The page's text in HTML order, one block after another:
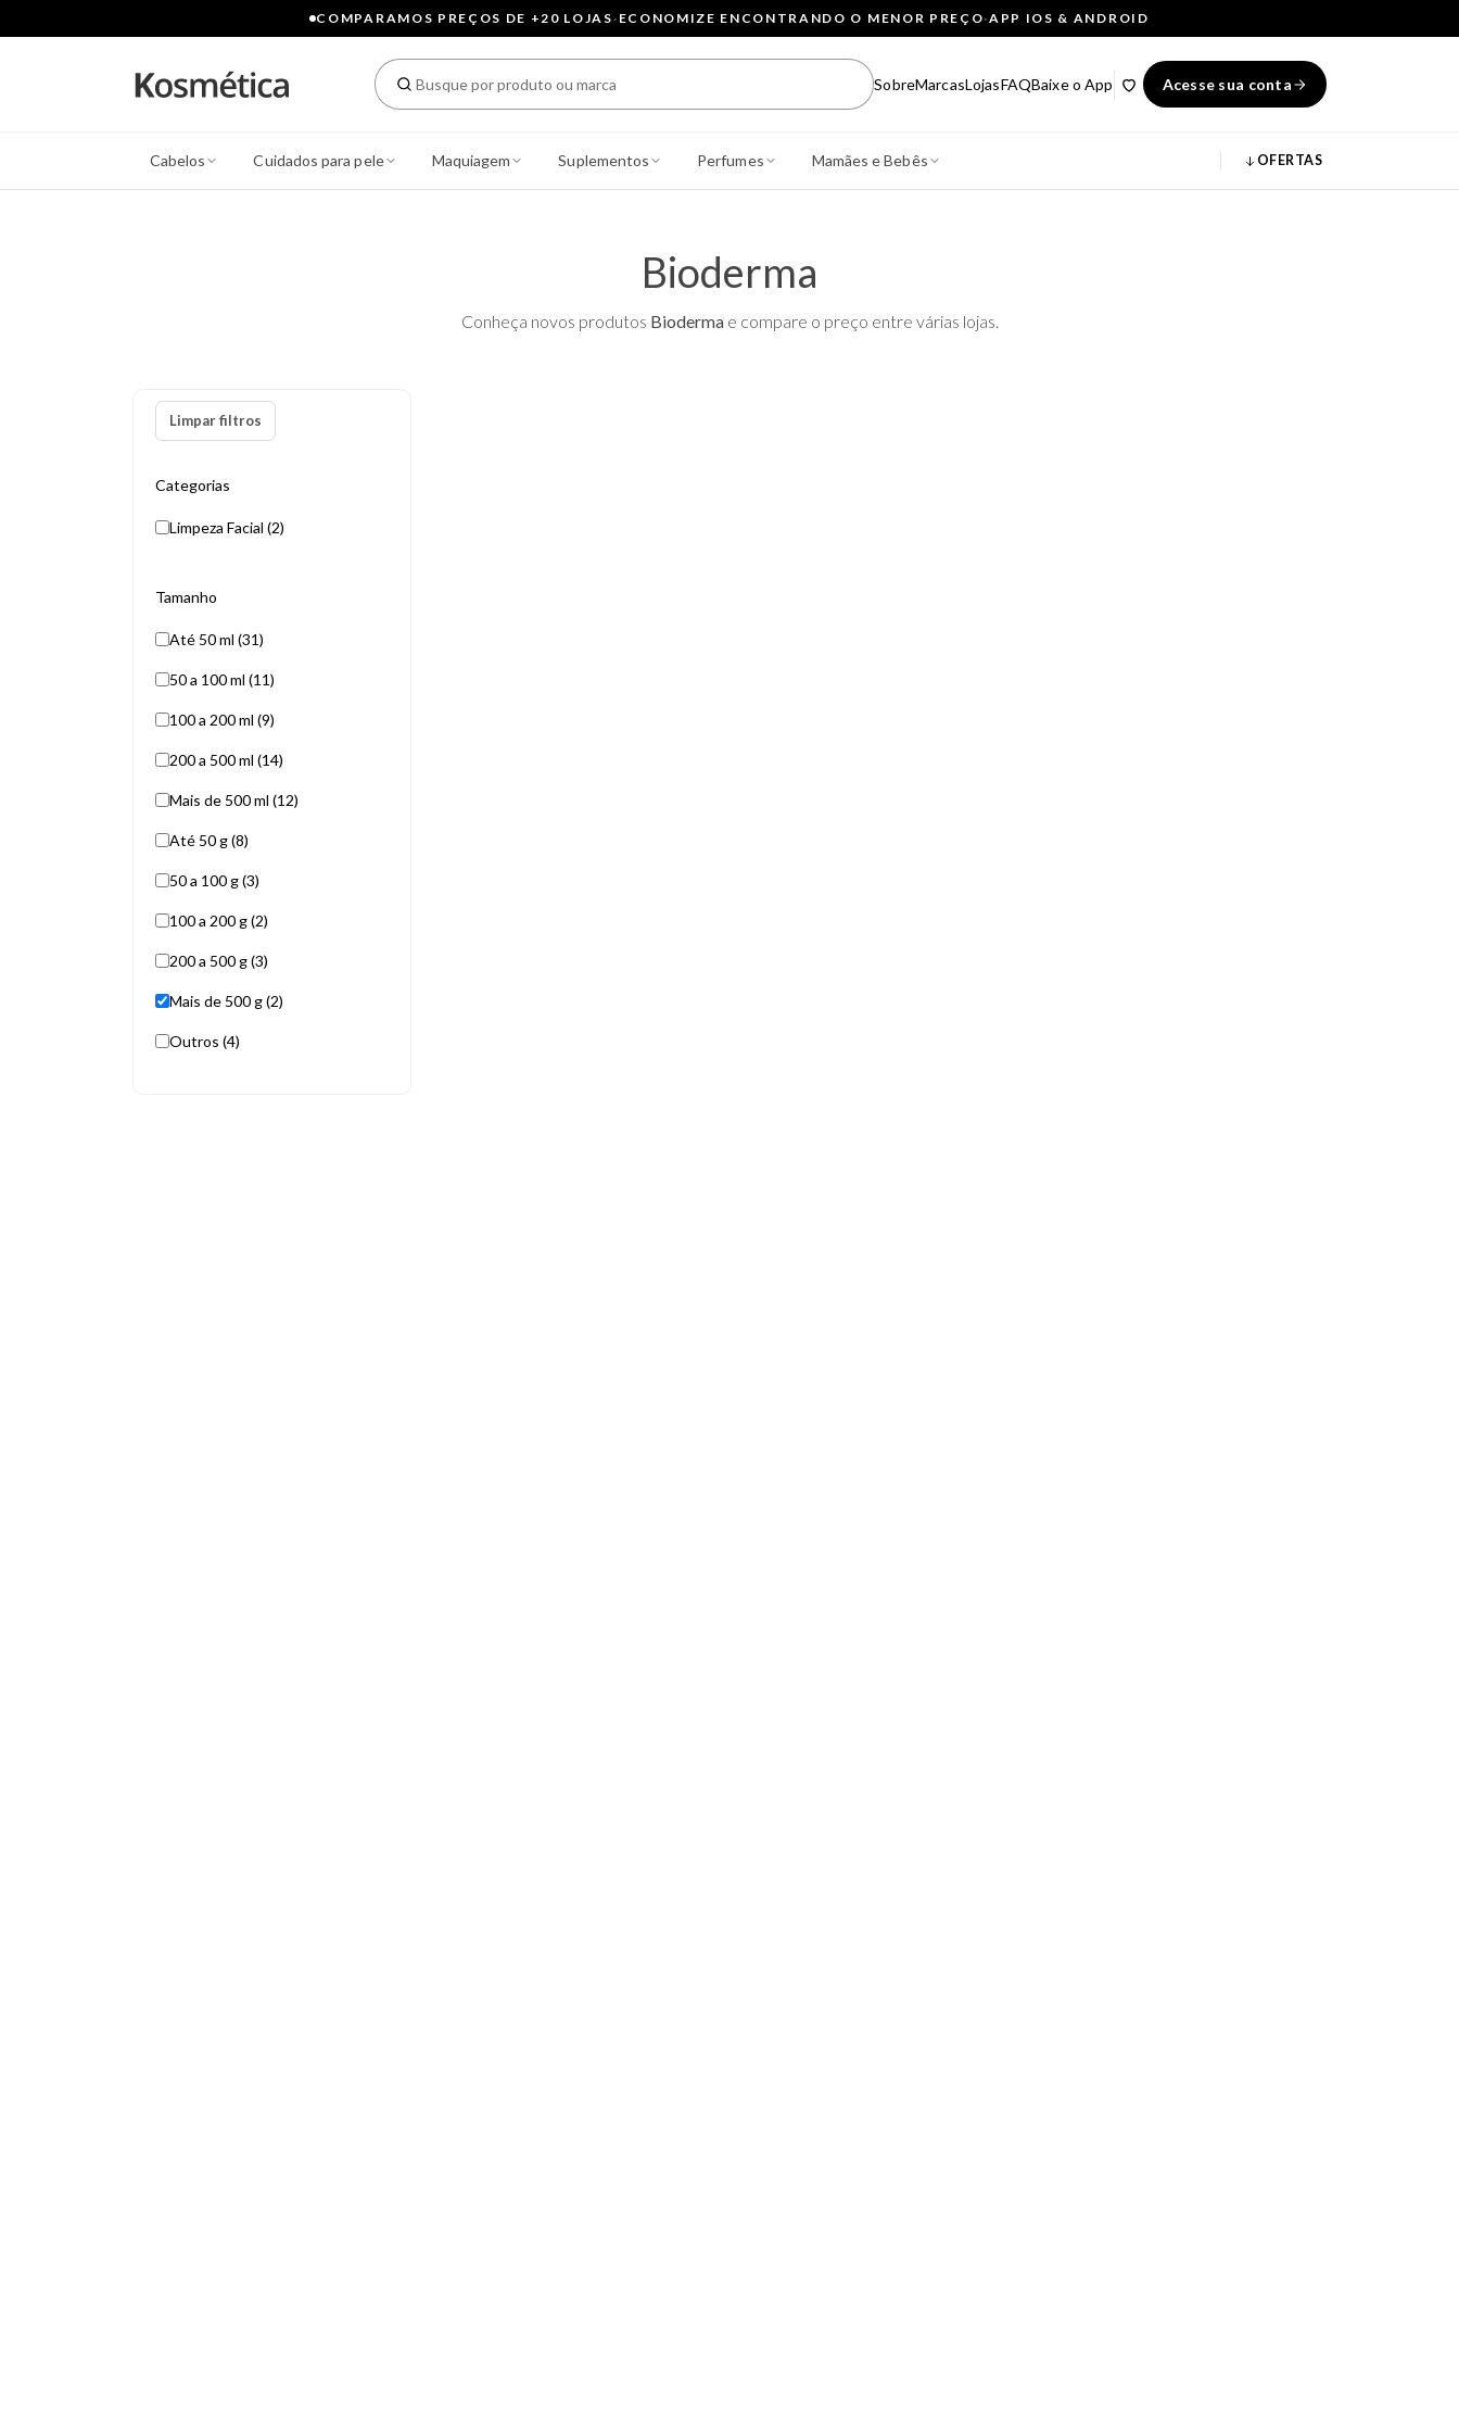
COMPARAMOS PREÇOS DE +20 LOJAS· ECONOMIZE ENCONTRANDO O MENOR PREÇO·APP IOS & ANDROID
SobreMarcasLojasFAQBaixe o App Acesse sua conta
Cabelos Cuidados para pele Maquiagem Suplementos Perfumes Mamães e Bebês OFERTAS
Bioderma
Conheça novos produtos Biodermae compare o preço entre várias lojas.
Limpar filtros
Categorias
Limpeza Facial (2)
Tamanho
Até 50 ml (31)
50 a 100 ml (11)
100 a 200 ml (9)
200 a 500 ml (14)
Mais de 500 ml (12)
Até 50 g (8)
50 a 100 g (3)
100 a 200 g (2)
200 a 500 g (3)
Mais de 500 g (2)
Outros (4)